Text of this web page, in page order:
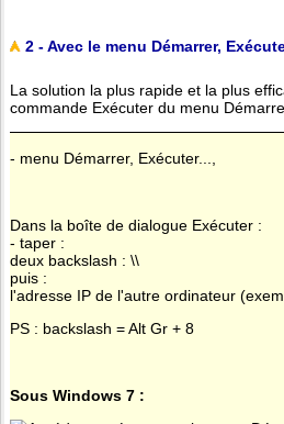
2 - Avec le menu Démarrer,
La solution la plus rapide et la plus
commande Exécuter du menu
- menu Démarrer, Exécuter...,
Dans la boîte de dialogue Exécuter :
- taper :
deux backslash : \\
puis :
l'adresse IP de l'autre ordinateur
PS : backslash = Alt Gr + 8
Sous Windows 7 :